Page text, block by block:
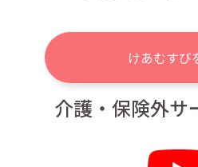
けあむすび
介護・保険外サ